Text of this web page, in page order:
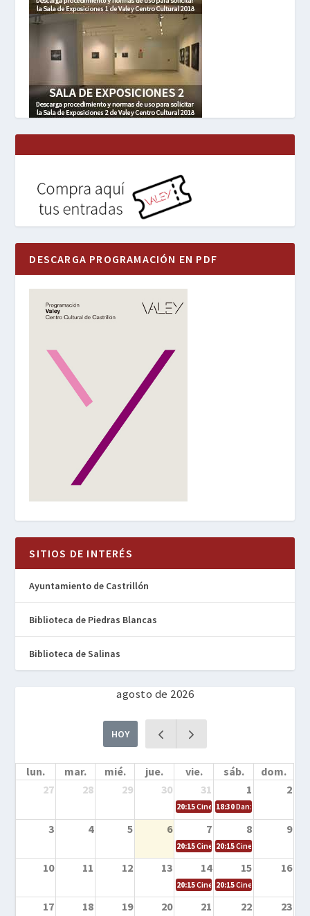
DESCARGA PROGRAMACIÓN EN PDF
SITIOS DE INTERÉS
Ayuntamiento de Castrillón
Biblioteca de Piedras Blancas
Biblioteca de Salinas
agosto de 2026
HOY
lun. mar. mié. jue. vie. sáb.
dom.
27
28 29 30 31 1 2
20:15Cine en la calle – Cómo
18:30Danza – Cita en el
3 4 5 6 7 8 9
20:15Cine en la calle – El niño y la
20:15Cine en la calle –
10 11 12 13 14 15 16
20:15Cine en la calle – Tortugas
20:15Cine en la calle –
17 18 19 20 21 22 23